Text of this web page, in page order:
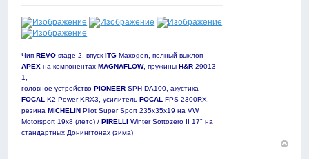
ЧипREVO stage 2, впускITG Maxogen, полный выхлоп
APEX на компонентахMAGNAFLOW, пружиныH&R 29013-
1,
головное устройствоPIONEER SPH-DA100, акустика
FOCAL K2 Power KRX3, усилительFOCAL FPS 2300RX,
резинаMICHELIN Pilot Super Sport 235х35х19 на VW
Motorsport 19х8 (лето) /PIRELLI Winter Sottozero II 17" на
стандартных Донингтонах (зима)